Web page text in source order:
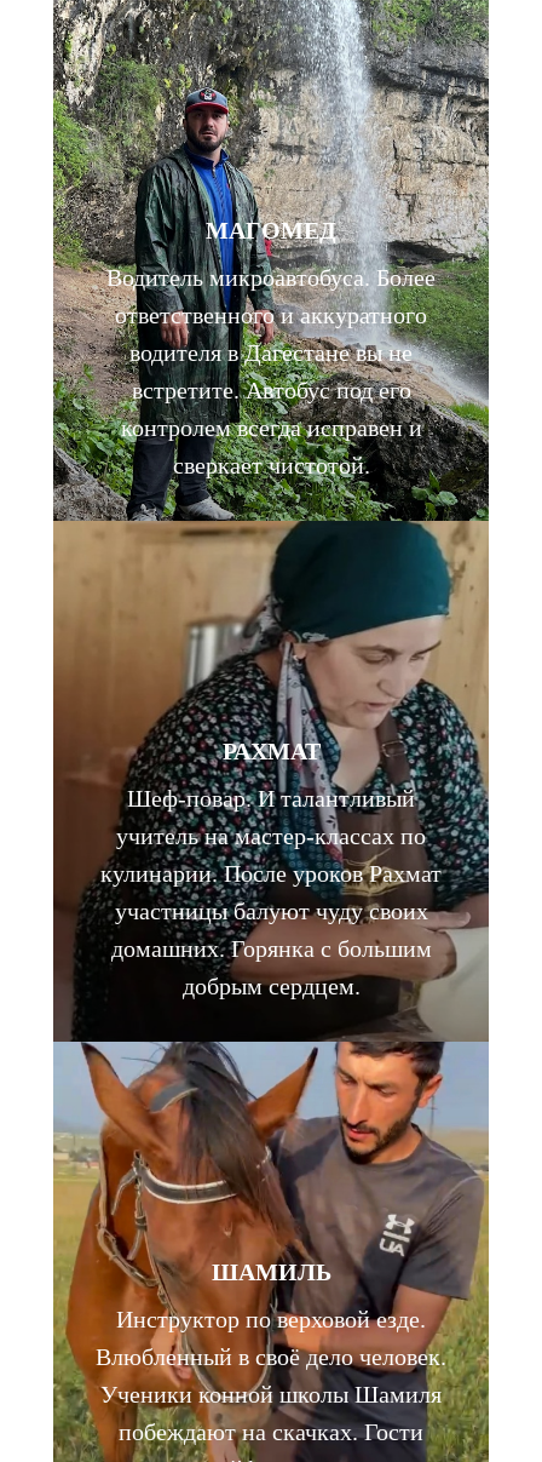
МАГОМЕД
Водитель микроавтобуса. Более
ответственного и аккуратного
водителя в Дагестане вы не
встретите. Автобус под его
контролем всегда исправен и
сверкает чистотой.
РАХМАТ
Шеф-повар. И талантливый
учитель на мастер-классах по
кулинарии. После уроков Рахмат
участницы балуют чуду своих
домашних. Горянка с большим
добрым сердцем.
ШАМИЛЬ
Инструктор по верховой езде.
Влюбленный в своё дело человек.
Ученики конной школы Шамиля
побеждают на скачках. Гости